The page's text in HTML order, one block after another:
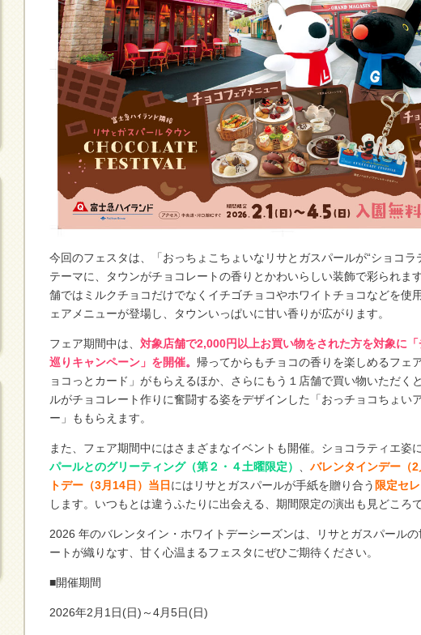
今回のフェスタは、「おっちょこちょいなリサとガスパールが“ショコラ
テーマに、タウンがチョコレートの香りとかわいらしい装飾で彩られま
舗ではミルクチョコだけでなくイチゴチョコやホワイトチョコなどを使
ェアメニューが登場し、タウンいっぱいに甘い香りが広がります。
フェア期間中は、 対象店舗で2,000円以上お買い物をされた方を対象に
巡りキャンペーン」を開催。 帰ってからもチョコの香りを楽しめるフェ
ョコっとカード」がもらえるほか、さらにもう１店舗で買い物いただく
ルがチョコレート作りに奮闘する姿をデザインした「おっチョコちょい
ー」ももらえます。
また、フェア期間中にはさまざまなイベントも開催。ショコラティエ姿
パールとのグリーティング（第２・４土曜限定） 、 バレンタインデー（
トデー（3月14日）当日 にはリサとガスパールが手紙を贈り合う 限定セ
します。いつもとは違うふたりに出会える、期間限定の演出も見どころで
2026 年のバレンタイン・ホワイトデーシーズンは、リサとガスパール
ートが織りなす、甘く心温まるフェスタにぜひご期待ください。
■開催期間
2026年2月1日(日)～4月5日(日)